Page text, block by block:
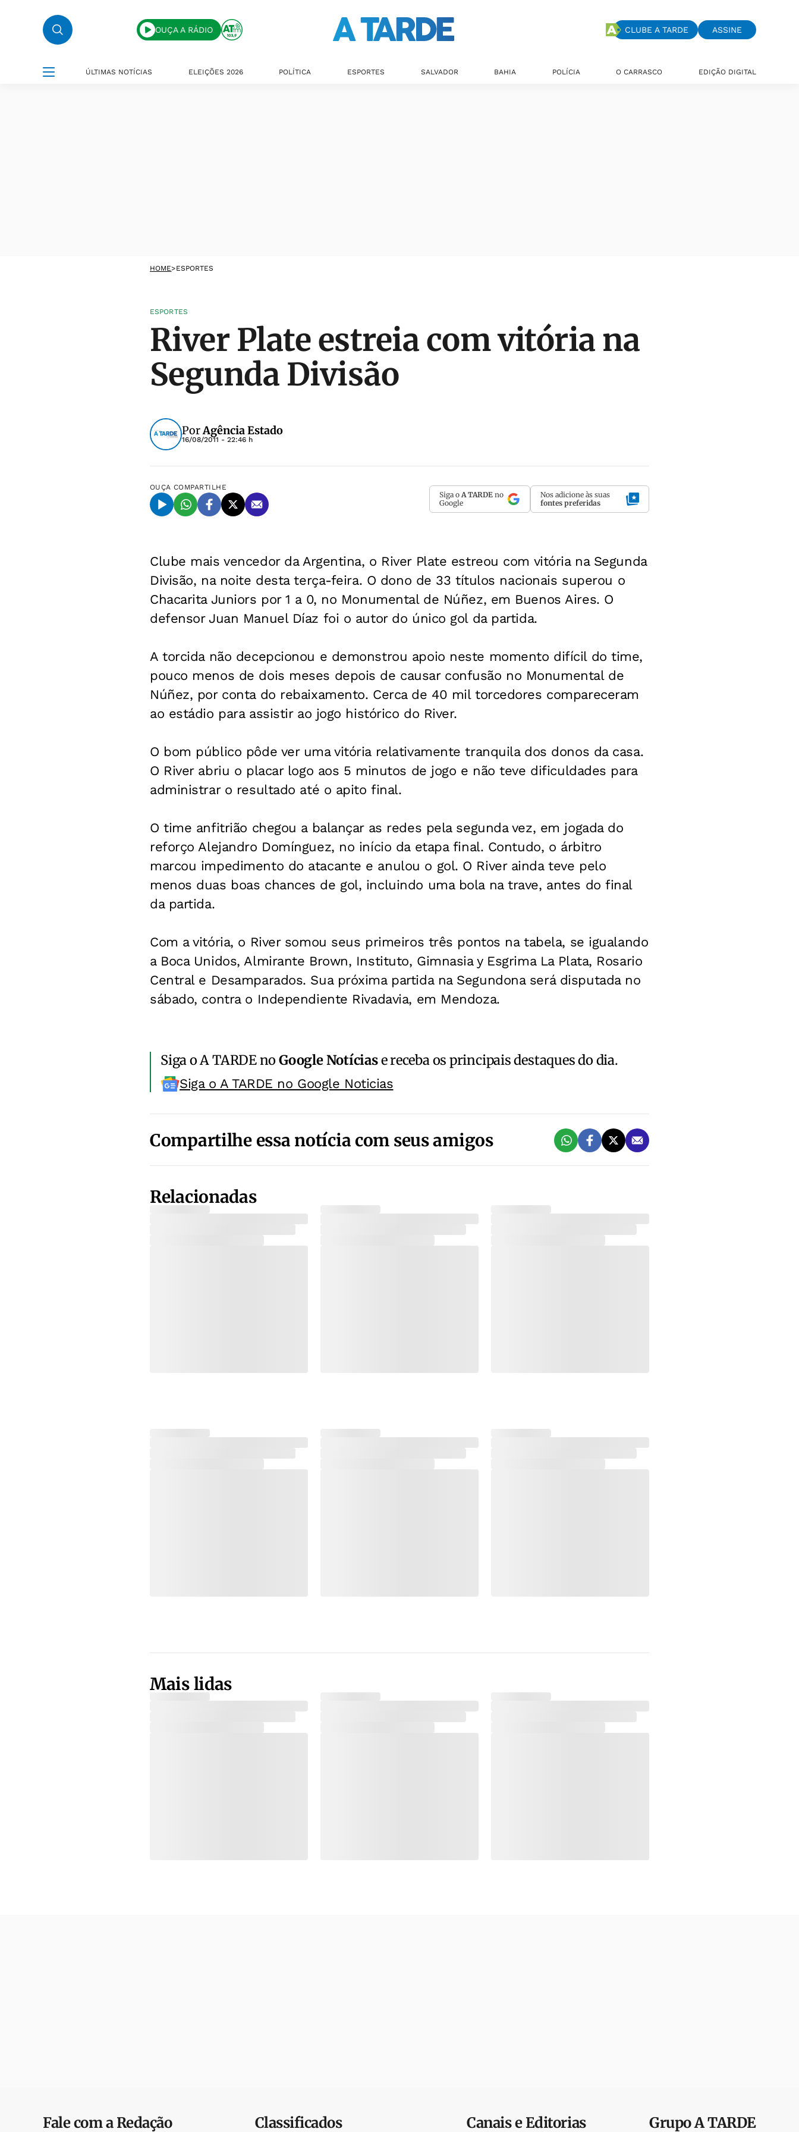
OUÇA A RÁDIO CLUBE A TARDE ASSINE
ÚLTIMAS NOTÍCIAS ELEIÇÕES 2026 POLÍTICA ESPORTES SALVADOR BAHIA POLÍCIA O CARRASCO EDIÇÃO DIGITAL
HOME>ESPORTES
ESPORTES
River Plate estreia com vitória na
Segunda Divisão
PorAgência Estado
16/08/2011 - 22:46 h
OUÇA COMPARTILHE
Siga o A TARDE no
Google
Nos adicione às suas
fontes preferidas
Clube mais vencedor da Argentina, o River Plate estreou com vitória na Segunda
Divisão, na noite desta terça-feira. O dono de 33 títulos nacionais superou o
Chacarita Juniors por 1 a 0, no Monumental de Núñez, em Buenos Aires. O
defensor Juan Manuel Díaz foi o autor do único gol da partida.
A torcida não decepcionou e demonstrou apoio neste momento difícil do time,
pouco menos de dois meses depois de causar confusão no Monumental de
Núñez, por conta do rebaixamento. Cerca de 40 mil torcedores compareceram
ao estádio para assistir ao jogo histórico do River.
O bom público pôde ver uma vitória relativamente tranquila dos donos da casa.
O River abriu o placar logo aos 5 minutos de jogo e não teve dificuldades para
administrar o resultado até o apito final.
O time anfitrião chegou a balançar as redes pela segunda vez, em jogada do
reforço Alejandro Domínguez, no início da etapa final. Contudo, o árbitro
marcou impedimento do atacante e anulou o gol. O River ainda teve pelo
menos duas boas chances de gol, incluindo uma bola na trave, antes do final
da partida.
Com a vitória, o River somou seus primeiros três pontos na tabela, se igualando
a Boca Unidos, Almirante Brown, Instituto, Gimnasia y Esgrima La Plata, Rosario
Central e Desamparados. Sua próxima partida na Segundona será disputada no
sábado, contra o Independiente Rivadavia, em Mendoza.
Siga o A TARDE noGoogle Notíciase receba os principais destaques do dia.
Siga o A TARDE no Google Noticias
Compartilhe essa notícia com seus amigos
Relacionadas
Mais lidas
Fale com a Redação Classificados Canais e Editorias GrupoA TARDE